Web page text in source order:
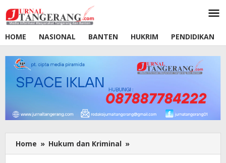
ke
konten
HOME
NASIONAL BANTEN HUKRIM PENDIDIKAN
Home » Hukum dan Kriminal »
Tangerang